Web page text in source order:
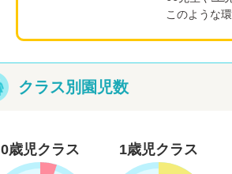
このような
クラス別園児数
0歳児クラス 1歳児クラス